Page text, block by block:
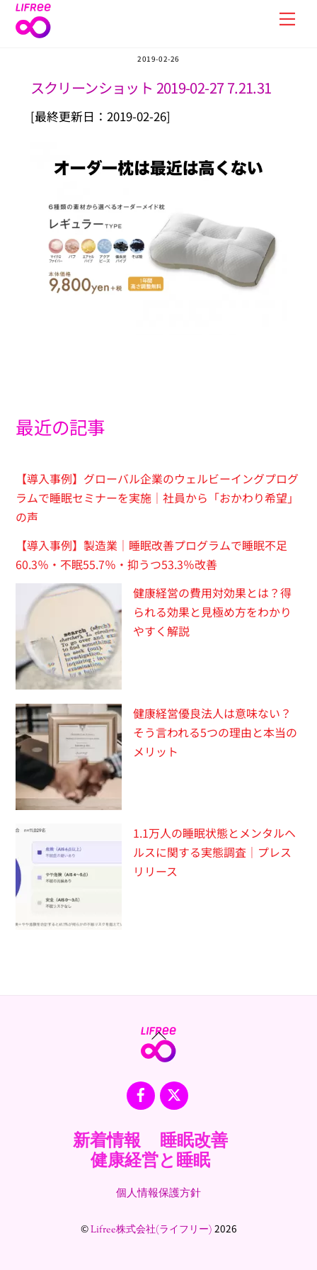
Skip
2019-02-26
スクリーンショット 2019-02-27 7.21.31
[最終更新日：2019-02-26]
最近の記事
【導入事例】グローバル企業のウェルビーイングプログ
ラムで睡眠セミナーを実施｜社員から「おかわり希望」
の声
【導入事例】製造業｜睡眠改善プログラムで睡眠不足
60.3％・不眠55.7％・抑うつ53.3％改善
健康経営の費用対効果とは？得
られる効果と見極め方をわかり
やすく解説
健康経営優良法人は意味ない？
そう言われる5つの理由と本当の
メリット
1.1万人の睡眠状態とメンタルヘ
ルスに関する実態調査｜プレス
リリース
Back
To
Facebook
X
新着情報
睡眠改善
健康経営と睡眠
個人情報保護方針
©Lifree株式会社(ライフリー) 2026